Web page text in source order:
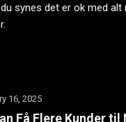
synes det er ok med alt
16, 2025
Få Flere Kunder